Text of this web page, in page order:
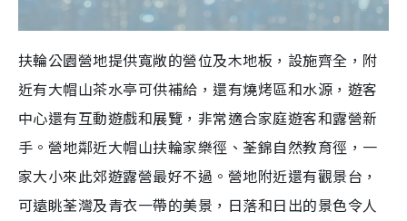
扶輪公園營地提供寬敞的營位及木地板，設施齊全，附
近有大帽山茶水亭可供補給，還有燒烤區和水源，遊客
中心還有互動遊戲和展覽，非常適合家庭遊客和露營新
手。營地鄰近大帽山扶輪家樂徑、荃錦自然教育徑，一
家大小來此郊遊露營最好不過。營地附近還有觀景台，
可遠眺荃灣及青衣一帶的美景，日落和日出的景色令人